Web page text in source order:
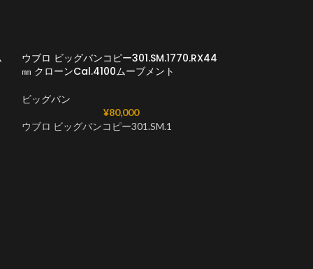
ウブロ ビッグバンコピー301.SM.1770.RX44
㎜ クローンCal.4100ムーブメント
ビッグバン
¥80,000
ウブロ ビッグバンコピー301.SM.1